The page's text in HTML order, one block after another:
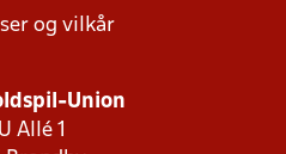
og vilkår
Union
Allé 1